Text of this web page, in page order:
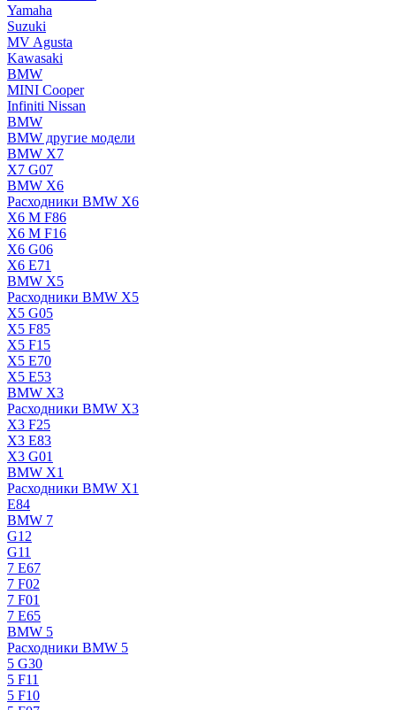
Yamaha
Suzuki
MV Agusta
Kawasaki
BMW
MINI Cooper
Infiniti Nissan
BMW
BMW другие модели
BMW X7
X7 G07
BMW X6
Расходники BMW X6
X6 M F86
X6 M F16
X6 G06
X6 E71
BMW X5
Расходники BMW X5
X5 G05
X5 F85
X5 F15
X5 E70
X5 E53
BMW X3
Расходники BMW X3
X3 F25
X3 E83
X3 G01
BMW X1
Расходники BMW X1
E84
BMW 7
G12
G11
7 Е67
7 F02
7 F01
7 E65
BMW 5
Расходники BMW 5
5 G30
5 F11
5 F10